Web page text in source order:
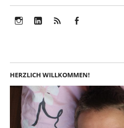
HERZLICH WILLKOMMEN!